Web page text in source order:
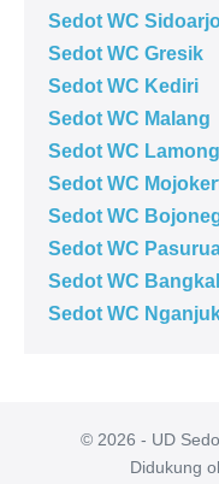
Sedot WC
Sedot WC Gresik
Sedot WC Kediri
Sedot WC Malang
Sedot WC
Sedot WC
Sedot WC
Sedot WC
Sedot WC
Sedot WC
© 2026 - UD
Didukung